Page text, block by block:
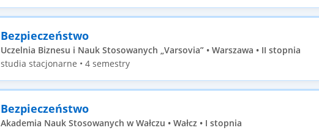
Bezpieczeństwo
Uczelnia Biznesu i Nauk Stosowanych „Varsovia” • Warszawa • II stopnia
studia stacjonarne • 4 semestry
Bezpieczeństwo
Akademia Nauk Stosowanych w Wałczu • Wałcz • I stopnia